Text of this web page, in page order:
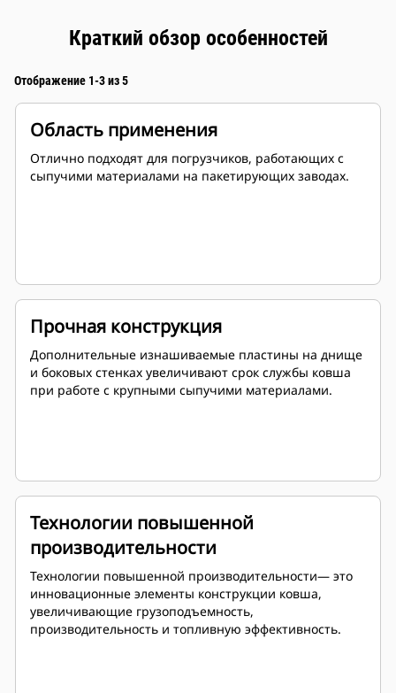
Краткий обзор особенностей
Отображение 1-3 из 5
Область применения
Отлично подходят для погрузчиков, работающих с
сыпучими материалами на пакетирующих заводах.
Прочная конструкция
Дополнительные изнашиваемые пластины на днище
и боковых стенках увеличивают срок службы ковша
при работе с крупными сыпучими материалами.
Технологии повышенной
производительности
Технологии повышенной производительности— это
инновационные элементы конструкции ковша,
увеличивающие грузоподъемность,
производительность и топливную эффективность.